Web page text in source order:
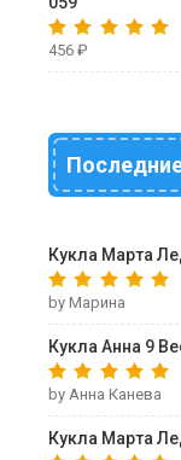
456 ₽
Кукла Марта
by Марина
Кукла Анна 9
by Анна Канева
Кукла Марта